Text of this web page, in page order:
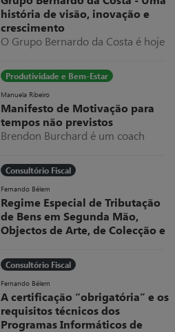
10.000€.
história de visão, inovação e
crescimento
O Grupo Bernardo da Costa é hoje
de evolução empresarial em
Portugal, destacando-se pela sua
capacidade de adaptação,
diversificação e internacionalização
ao longo de mais de seis décadas
de atividade.
Produtividade e Bem-Estar
Manuela Ribeiro
Manifesto de Motivação para
tempos não previstos
Brendon Burchard é um coach
grata por todos os valiosos
conteúdos que partilhou e partilha
livremente.
Consultório Fiscal
Fernando Bélem
Regime Especial de Tributação
de Bens em Segunda Mão,
Objectos de Arte, de Colecção e
O Decreto-Lei, nº 199/96, de 18 de
Outubro, veio regular, no sistema
fiscal português, um dos Regimes
Especiais de Tributação do IVA
Consultório Fiscal
Fernando Bélem
A certificação “obrigatória” e os
requisitos técnicos dos
Programas Informáticos de